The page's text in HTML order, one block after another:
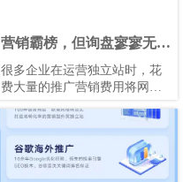
营销霸榜，但询盘寥寥无
几？这几个细节你可得注意
了！
很多企业在运营独立站时，花
费大量的推广营销费用将网站
询盘却没有几封。SEM、SEO
固然是独立站运营中非常重要
的一环，但是如果在网站板块
出了问题，一样会达不到转化